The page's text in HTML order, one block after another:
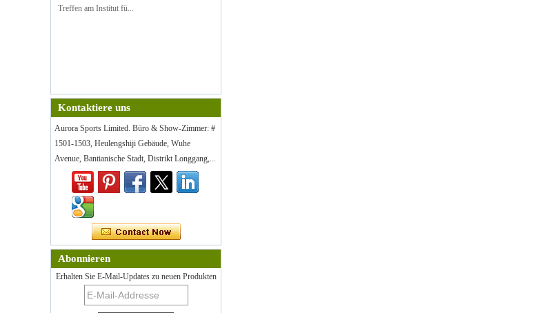
Treffen am Institut fü...
Kontaktiere uns
Aurora Sports Limited. Büro & Show-Zimmer: #
1501-1503, Heulengshiji Gebäude, Wuhe
Avenue, Bantianische Stadt, Distrikt Longgang,...
Abonnieren
Erhalten Sie E-Mail-Updates zu neuen Produkten